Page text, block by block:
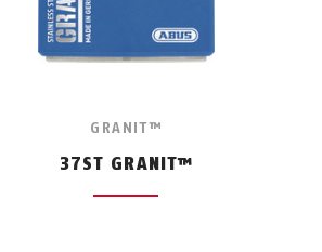
GRANIT™
37ST GRANIT™